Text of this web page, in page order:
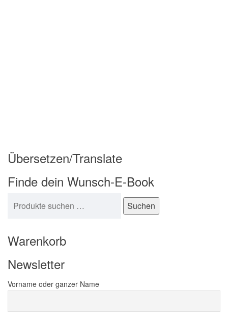
Übersetzen/Translate
Finde dein Wunsch-E-Book
Suchen
Warenkorb
Newsletter
Vorname oder ganzer Name